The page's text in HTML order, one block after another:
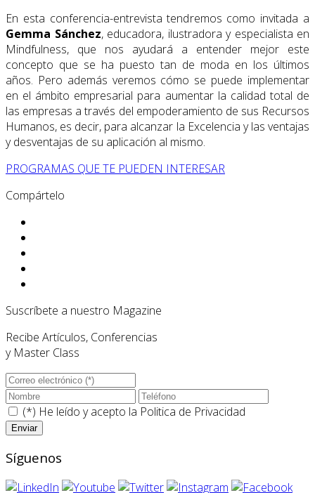
En esta conferencia-entrevista tendremos como invitada a
Gemma Sánchez, educadora, ilustradora y especialista en
Mindfulness, que nos ayudará a entender mejor este
concepto que se ha puesto tan de moda en los últimos
años. Pero además veremos cómo se puede implementar
en el ámbito empresarial para aumentar la calidad total de
las empresas a través del empoderamiento de sus Recursos
Humanos, es decir, para alcanzar la Excelencia y las ventajas
y desventajas de su aplicación al mismo.
PROGRAMAS QUE TE PUEDEN INTERESAR
Compártelo
Suscríbete a nuestro Magazine
Recibe Artículos, Conferencias
y Master Class
(*) He leído y acepto la Politica de Privacidad
Síguenos